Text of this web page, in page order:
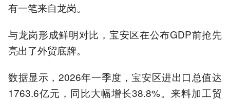
有一笔来自龙岗。
与龙岗形成鲜明对比，宝安区在公布GDP前抢先
亮出了外贸底牌。
数据显示，2026年一季度，宝安区进出口总值达
1763.6亿元，同比大幅增长38.8%。来料加工贸